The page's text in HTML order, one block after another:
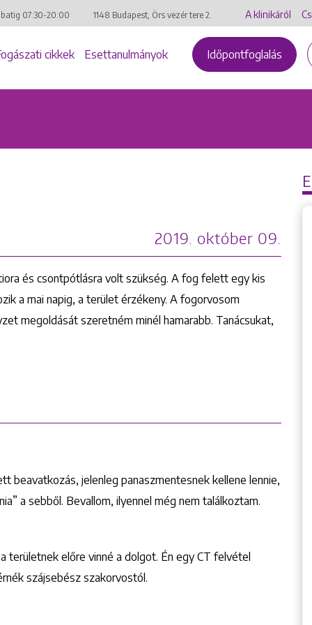
07:30-20:00 1148 Budapest, Örs vezér tere 2. A klinikáról
cikkek Esettanulmányok Időpontfoglalás
2019. október 09.
és csontpótlásra volt szükség. A fog felett egy kis
a mai napig, a terület érzékeny. A fogorvosom
megoldását szeretném minél hamarabb. Tanácsukat,
beavatkozás, jelenleg panaszmentesnek kellene lennie,
a sebből. Bevallom, ilyennel még nem találkoztam.
területnek előre vinné a dolgot. Én egy CT felvétel
szájsebész szakorvostól.